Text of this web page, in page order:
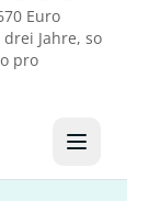
Euro
Jahre, so
pro